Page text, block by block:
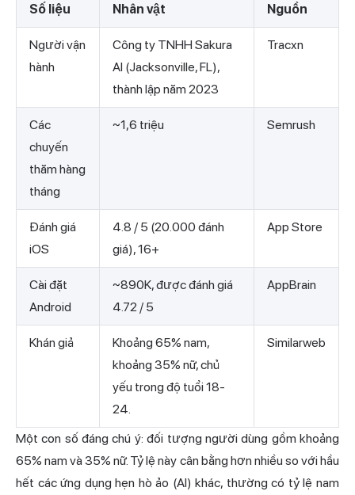
Số liệu Nhân vật Nguồn
Người vận
hành
Công ty TNHH Sakura
AI (Jacksonville, FL),
thành lập năm 2023
Tracxn
Các
chuyến
thăm hàng
tháng
~1,6 triệu Semrush
Đánh giá
iOS
4.8 / 5 (20.000 đánh
giá), 16+
App Store
Cài đặt
Android
~890K, được đánh giá
4.72 / 5
AppBrain
Khán giả
Khoảng 65% nam,
khoảng 35% nữ, chủ
yếu trong độ tuổi 18-
24.
Similarweb
Một con số đáng chú ý: đối tượng người dùng gồm khoảng
65% nam và 35% nữ. Tỷ lệ này cân bằng hơn nhiều so với hầu
hết các ứng dụng hẹn hò ảo (AI) khác, thường có tỷ lệ nam